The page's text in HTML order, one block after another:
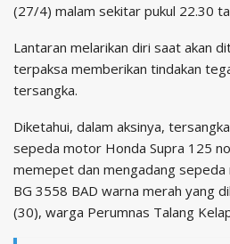
(27/4) malam sekitar pukul 22.30
Lantaran melarikan diri saat akan
terpaksa memberikan tindakan
tersangka.
Diketahui, dalam aksinya,
sepeda motor Honda Supra 125
memepet dan mengadang
BG 3558 BAD warna merah yang
(30), warga Perumnas Talang